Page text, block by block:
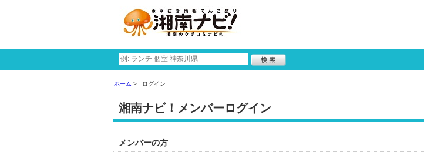
ホーム ログイン
湘南ナビ！メンバーログイン
メンバーの方